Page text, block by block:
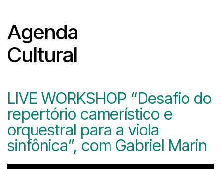
Agenda
Cultural
LIVE WORKSHOP “Desafio do
repertório camerístico e
orquestral para a viola
sinfônica”, com Gabriel Marin